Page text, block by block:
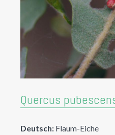
Quercus
Deutsch: Flaum-Eiche